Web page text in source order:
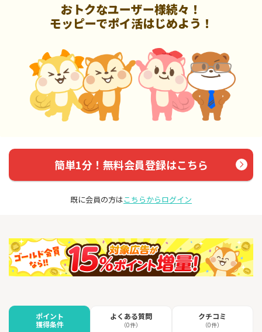
おトクなユーザー様続々！
モッピーでポイ活はじめよう！
簡単1分！無料会員登録はこちら
既に会員の方はこちらからログイン
ポイント
獲得条件
よくある質問
（0件）
クチコミ
（0件）